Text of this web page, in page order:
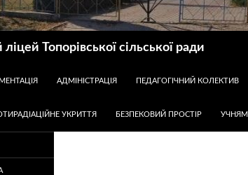
Топорівської сільської ради
АДМІНІСТРАЦІЯ ПЕДАГОГІЧНИЙ КОЛЕКТИВ
УКРИТТЯ БЕЗПЕКОВИЙ ПРОСТІР УЧНЯМ